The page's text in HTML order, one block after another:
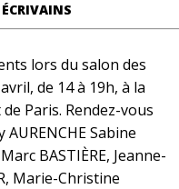
lors du salon des
de 14 à 19h, à la
Paris. Rendez-vous
Sabine
BASTIÈRE, Jeanne-
Marie-Christine